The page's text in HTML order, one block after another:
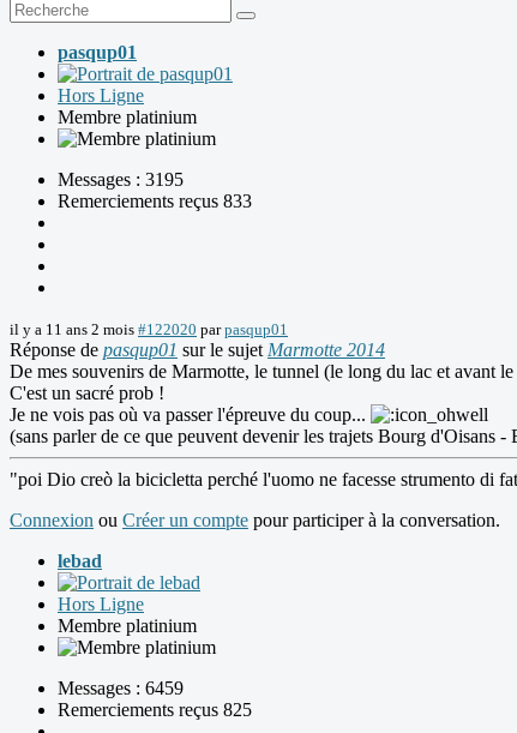
pasqup01
Hors Ligne
Membre platinium
Messages : 3195
Remerciements reçus 833
il y a 11 ans 2 mois #122020 parpasqup01
Réponse de pasqup01 sur le sujet Marmotte 2014
De mes souvenirs de Marmotte, le tunnel (le long du lac et avant
C'est un sacré prob !
Je ne vois pas où va passer l'épreuve du coup...
(sans parler de ce que peuvent devenir les trajets Bourg d'Oisans
"poi Dio creò la bicicletta perché l'uomo ne facesse strumento di
Connexion ou Créer un compte pour participer à la conversation.
lebad
Hors Ligne
Membre platinium
Messages : 6459
Remerciements reçus 825